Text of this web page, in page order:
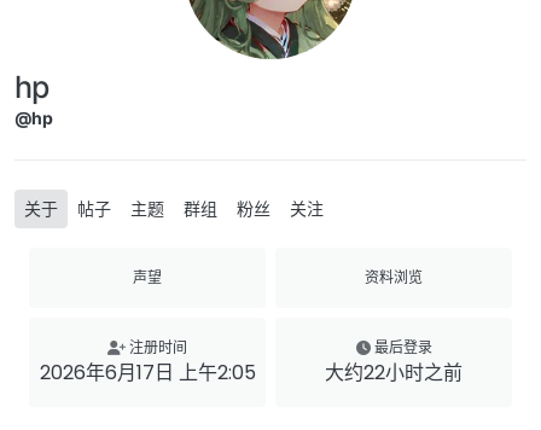
hp
@hp
关于 帖子 主题 群组 粉丝 关注
声望 资料浏览
注册时间
2026年6月17日 上午2:05
最后登录
大约22小时之前